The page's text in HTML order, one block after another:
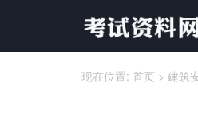
现在位置: 首页 > 建筑